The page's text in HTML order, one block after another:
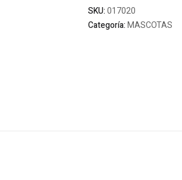
SKU:017020
Categoría:MASCOTAS